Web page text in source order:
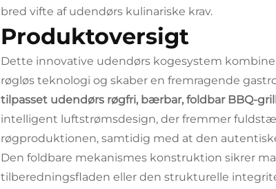
bred vifte af udendørs kulinariske krav.
Produktoversigt
Dette innovative udendørs kogesystem
røgløs teknologi og skaber en fremragende
tilpasset udendørs røgfri, bærbar, foldbar BBQ-
intelligent luftstrømsdesign, der fremmer
røgproduktionen, samtidig med at den
Den foldbare mekanismes konstruktion sikrer
tilberedningsfladen eller den strukturelle